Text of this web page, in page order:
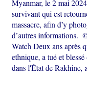
Myanmar, le 2 mai
survivant qui est
massacre, afin d’y
d’autres informations.
Watch Deux ans après
ethnique, a tué et
dans l'État de